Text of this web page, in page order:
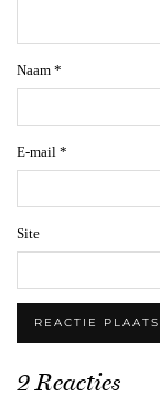
Naam *
E-mail *
Site
2 Reacties